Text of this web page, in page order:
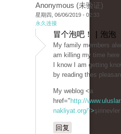
Anonymous (未验证)
星期四, 06/06/2019 - 02:33
永久连接
冒个泡吧！ | 泡泡
My family members
am killing my time
I know I am getting
by reading thes
My weblog <a
href=" http://
nakliyat.org/">
回复